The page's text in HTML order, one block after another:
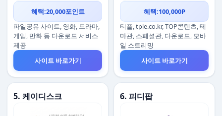
혜택:20,000포인트
파일공유 사이트, 영화, 드라마,
게임, 만화 등 다운로드 서비스
제공
사이트 바로가기
혜택:100,000P
티플, tple.co.kr, TOP콘텐츠, 테
마관, 스페셜관, 다운로드, 모바
일 스트리밍
사이트 바로가기
5. 케이디스크 6. 피디팝